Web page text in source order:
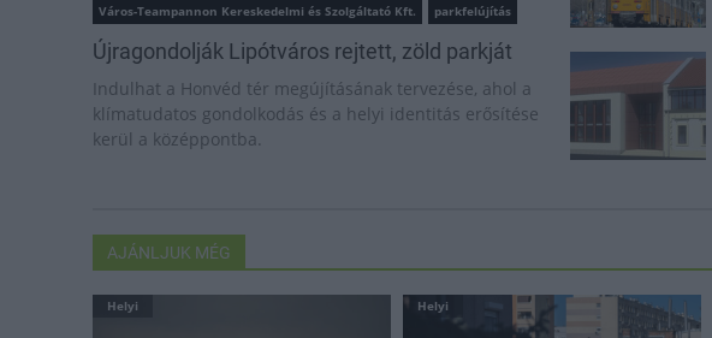
Város-Teampannon Kereskedelmi és Szolgáltató Kft.
parkfelújítás
Újragondolják Lipótváros rejtett, zöld parkját
Indulhat a Honvéd tér megújításának tervezése, ahol a
klímatudatos gondolkodás és a helyi identitás erősítése
kerül a középpontba.
AJÁNLJUK MÉG
Helyi Helyi